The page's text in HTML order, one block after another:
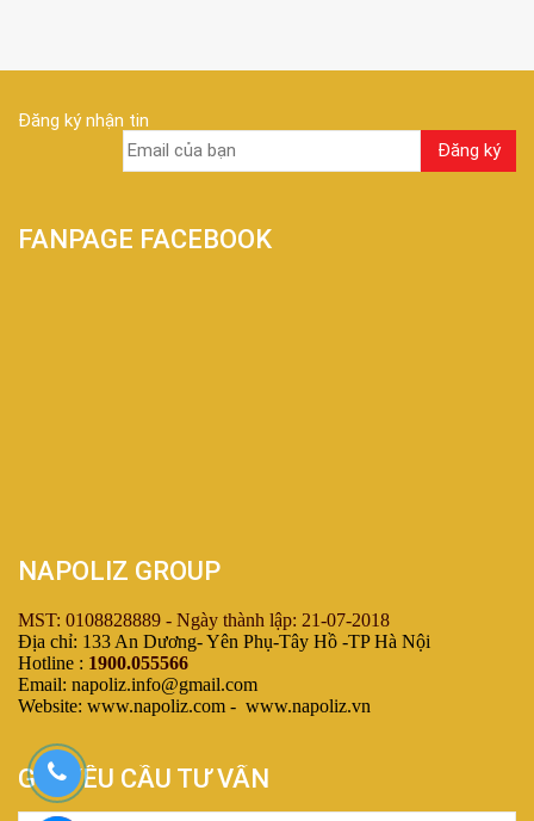
Đăng ký nhận tin
FANPAGE FACEBOOK
NAPOLIZ GROUP
MST: 0108828889 - Ngày thành lập: 21-07-2018
Địa chỉ: 133 An Dương- Yên Phụ-Tây Hồ -TP Hà Nội
Hotline : 1900.055566
Email: napoliz.info@gmail.com
Website: www.napoliz.com - www.napoliz.vn
GỬI YÊU CẦU TƯ VẤN